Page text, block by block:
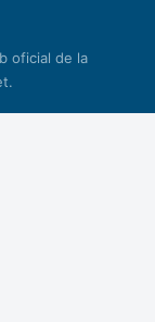
oficial de la